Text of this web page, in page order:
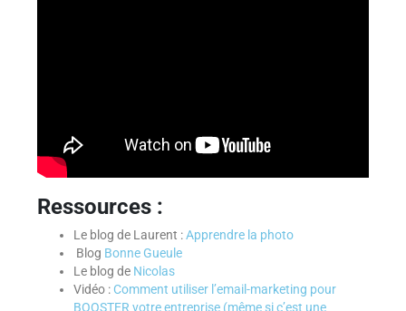
Ressources :
Le blog de Laurent :Apprendre la photo
Blog Bonne Gueule
Le blog de Nicolas
Vidéo : Comment utiliser l’email-marketing pour
BOOSTER votre entreprise (même si c’est une